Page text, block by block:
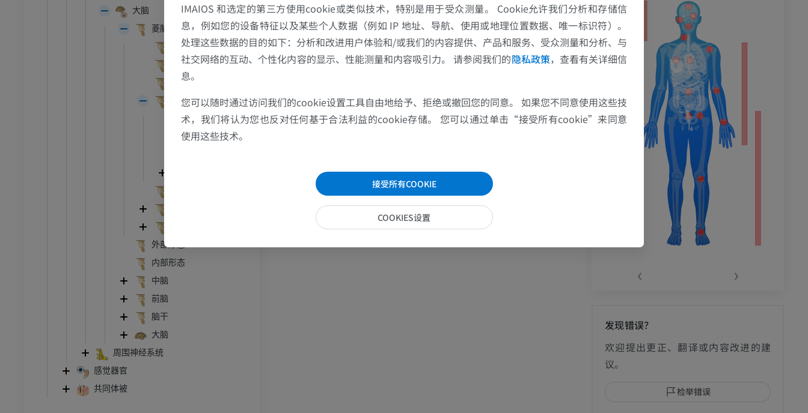
大脑
菱脑 ;后脑
外部形态
内部形态
延髓
后脑; 脑桥、小脑
外部形态
内部形态
外部形态
内部形态
中脑
前脑
脑干
大脑
周围神经系统
感觉器官
共同体被
踝关节磁共振成像
MRI
优质会员
前足MRI
优质会员
优质会员
下肢X光照片
放射影像学
免費
下肢血管造影
插画
优质会员
踝关节和足部计算机断层
扫描
上肢MRI
MRI
优质会员
优质会员
优质会员
肘部MRI
MRI
下肢血管造影
插画
优质会员
免費
优质会员
髋MRI
MRI
‹ ›
发现错误？
欢迎提出更正、翻译或内容改进的建
议。
检举错误
IMAIOS 和选定的第三方使用cookie或类似技术，特别是用于受众测量。 Cookie允许我们分析和存储信
息，例如您的设备特征以及某些个人数据（例如 IP 地址、导航、使用或地理位置数据、唯一标识符）。
处理这些数据的目的如下：分析和改进用户体验和/或我们的内容提供、产品和服务、受众测量和分析、与
社交网络的互动、个性化内容的显示、性能测量和内容吸引力。 请参阅我们的隐私政策，查看有关详细信
息。
您可以随时通过访问我们的cookie设置工具自由地给予、拒绝或撤回您的同意。 如果您不同意使用这些技
术，我们将认为您也反对任何基于合法利益的cookie存储。 您可以通过单击“接受所有cookie”来同意
使用这些技术。
接受所有COOKIE
COOKIES设置